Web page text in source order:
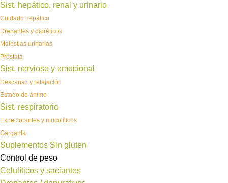
Sist. hepático, renal y urinario
Cuidado hepático
Drenantes y diuréticos
Molestias urinarias
Próstata
Sist. nervioso y emocional
Descanso y relajación
Estado de ánimo
Sist. respiratorio
Expectorantes y mucolíticos
Garganta
Suplementos Sin gluten
Control de peso
Celulíticos y saciantes